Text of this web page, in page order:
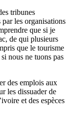
tribunes
les organisations
que si je
de qui plusieurs
que le tourisme
nous ne tuons pas
des emplois aux
les dissuader de
et des espèces